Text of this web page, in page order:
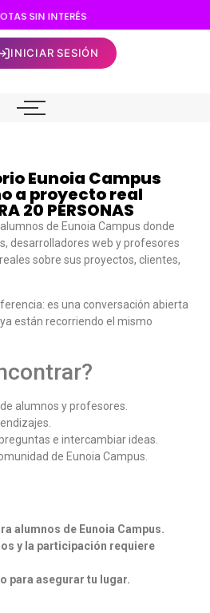
TAS SIN INTERÉS
INICIAR SESIÓN
Eunoia Campus
a proyecto real
20 PERSONAS
de Eunoia Campus donde
desarrolladores web y profesores
sobre sus proyectos, clientes,
es una conversación abierta
están recorriendo el mismo
alumnos y profesores.
e intercambiar ideas.
de Eunoia Campus.
alumnos de Eunoia Campus.
y la participación requiere
para asegurar tu lugar.